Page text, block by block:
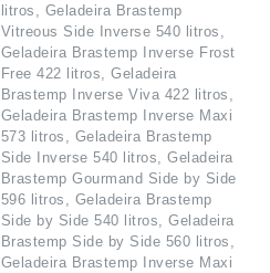
litros, Geladeira Brastemp
Vitreous Side Inverse 540 litros,
Geladeira Brastemp Inverse Frost
Free 422 litros, Geladeira
Brastemp Inverse Viva 422 litros,
Geladeira Brastemp Inverse Maxi
573 litros, Geladeira Brastemp
Side Inverse 540 litros, Geladeira
Brastemp Gourmand Side by Side
596 litros, Geladeira Brastemp
Side by Side 540 litros, Geladeira
Brastemp Side by Side 560 litros,
Geladeira Brastemp Inverse Maxi